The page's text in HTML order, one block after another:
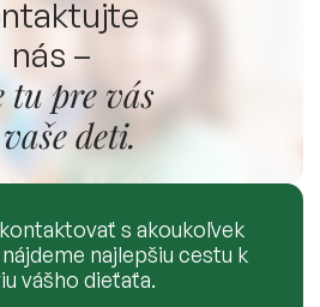
nás –
tu pre vás
deti.
s akoukoľvek
najlepšiu cestu k
vášho dieťaťa.